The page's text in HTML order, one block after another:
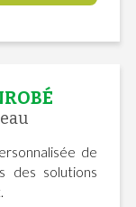
de
des solutions